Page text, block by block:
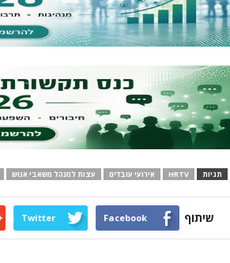
תגיות HRTV אירועי עובדים עצות למנהל משאבי אנוש
שיתוף Facebook
Twitter